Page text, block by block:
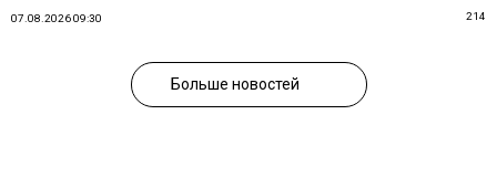
07.08.2026 09:30 214
Больше новостей